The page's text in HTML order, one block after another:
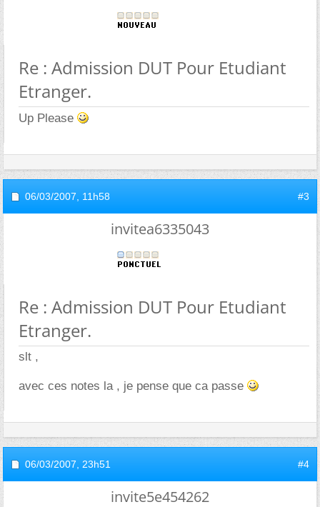
Re : Admission DUT Pour Etudiant
Etranger.
Up Please
06/03/2007, 11h58 #3
invitea6335043
Re : Admission DUT Pour Etudiant
Etranger.
slt ,
avec ces notes la , je pense que ca passe
06/03/2007, 23h51 #4
invite5e454262